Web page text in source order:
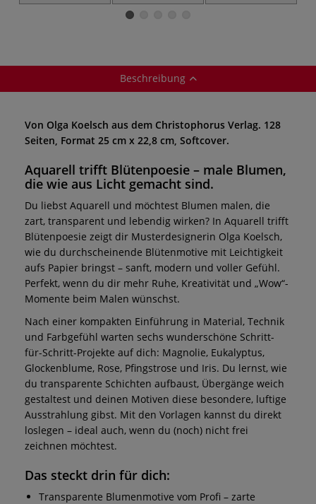
Beschreibung
Von Olga Koelsch aus dem Christophorus Verlag. 128
Seiten, Format 25 cm x 22,8 cm, Softcover.
Aquarell trifft Blütenpoesie – male Blumen,
die wie aus Licht gemacht sind.
Du liebst Aquarell und möchtest Blumen malen, die
zart, transparent und lebendig wirken? In Aquarell trifft
Blütenpoesie zeigt dir Musterdesignerin Olga Koelsch,
wie du durchscheinende Blütenmotive mit Leichtigkeit
aufs Papier bringst – sanft, modern und voller Gefühl.
Perfekt, wenn du dir mehr Ruhe, Kreativität und „Wow“-
Momente beim Malen wünschst.
Nach einer kompakten Einführung in Material, Technik
und Farbgefühl warten sechs wunderschöne Schritt-
für-Schritt-Projekte auf dich: Magnolie, Eukalyptus,
Glockenblume, Rose, Pfingstrose und Iris. Du lernst, wie
du transparente Schichten aufbaust, Übergänge weich
gestaltest und deinen Motiven diese besondere, luftige
Ausstrahlung gibst. Mit den Vorlagen kannst du direkt
loslegen – ideal auch, wenn du (noch) nicht frei
zeichnen möchtest.
Das steckt drin für dich:
Transparente Blumenmotive vom Profi – zarte